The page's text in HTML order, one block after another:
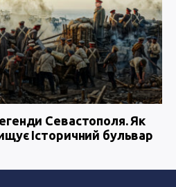
Севастополя. Як
Історичний бульвар